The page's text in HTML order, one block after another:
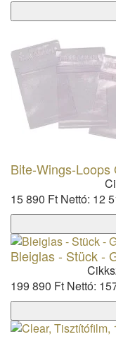
Bite-Wings-Loops
15 890 Ft Nettó: 12
Bleiglas - Stück -
199 890 Ft Nettó: